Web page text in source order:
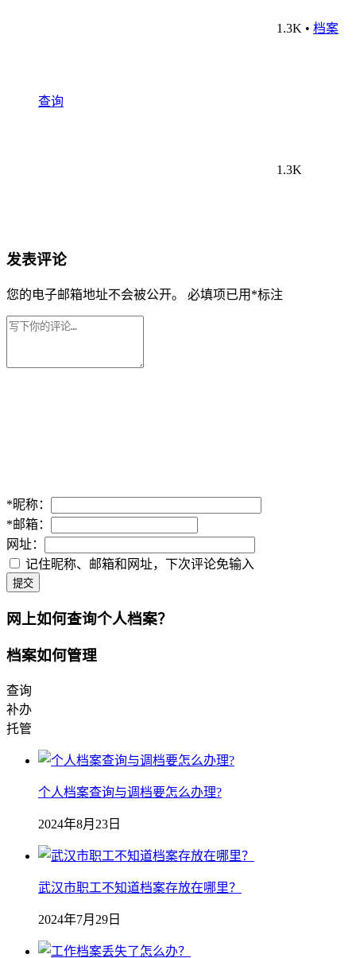
1.3K • 档案
查询
1.3K
发表评论
您的电子邮箱地址不会被公开。 必填项已用 *标注
*昵称：
*邮箱：
网址：
记住昵称、邮箱和网址，下次评论免输入
提交
网上如何查询个人档案？
档案如何管理
查询
补办
托管
个人档案查询与调档要怎么办理?
2024年8月23日
武汉市职工不知道档案存放在哪里？
2024年7月29日